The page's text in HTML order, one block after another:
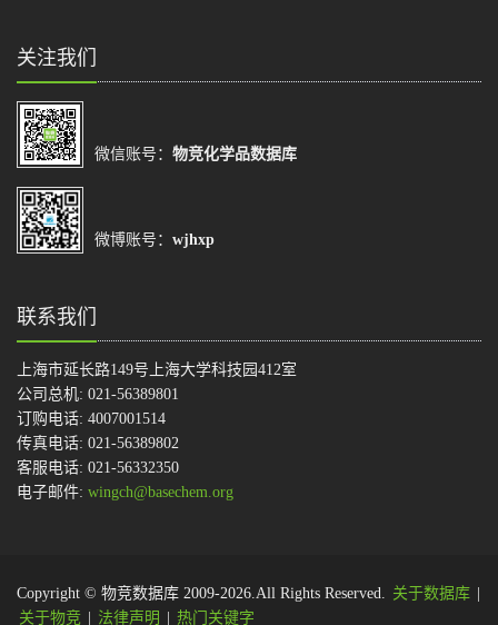
关注我们
微信账号： 物竞化学品数据库
微博账号： wjhxp
联系我们
上海市延长路149号上海大学科技园412室
公司总机: 021-56389801
订购电话: 4007001514
传真电话: 021-56389802
客服电话: 021-56332350
电子邮件: wingch@basechem.org
Copyright © 物竞数据库 2009-2026.All Rights Reserved. 关于数据库
关于物竞
法律声明 热门关键字